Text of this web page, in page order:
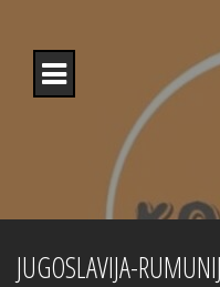
content
JUGOSLAVIJA-